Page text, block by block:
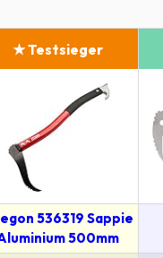
★ Testsieger
536319 Sappie
500mm